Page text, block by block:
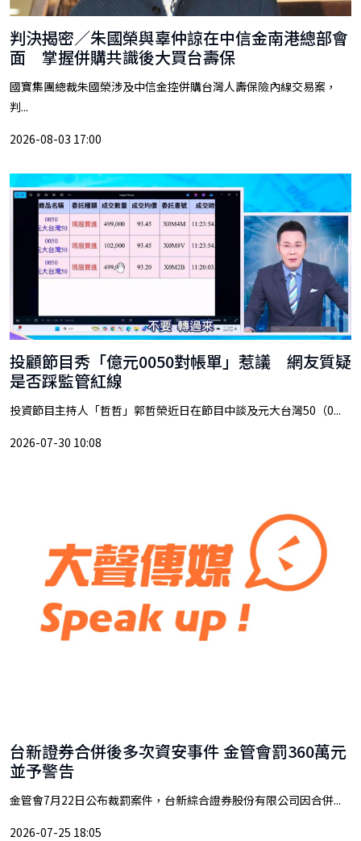
判決揭密／朱國榮與辜仲諒在中信金南港總部會
面 掌握併購共識後大買台壽保
國寶集團總裁朱國榮涉及中信金控併購台灣人壽保險內線交易案，
判...
2026-08-03 17:00
投顧節目秀「億元0050對帳單」惹議 網友質疑
是否踩監管紅線
投資節目主持人「哲哲」郭哲榮近日在節目中談及元大台灣50（0...
2026-07-30 10:08
台新證券合併後多次資安事件 金管會罰360萬元
並予警告
金管會7月22日公布裁罰案件，台新綜合證券股份有限公司因合併...
2026-07-25 18:05